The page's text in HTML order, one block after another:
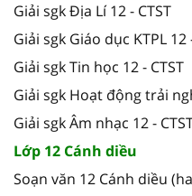
Giải sgk Địa Lí 12 - CTST
Giải sgk Giáo dục KTPL 12
Giải sgk Tin học 12 - CTST
Giải sgk Hoạt động trải
Giải sgk Âm nhạc 12 -
Lớp 12 Cánh diều
Soạn văn 12 Cánh diều